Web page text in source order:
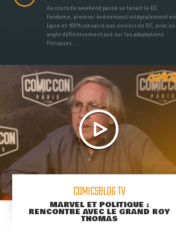
Au cours du weekend passé se tenait le DC
Fandome, premier évènement intégralement en
ligne et 100% consacré aux univers de DC, avec un
angle définitivement axé sur les adaptations
filmiques ...
COMICSBLOG TV
MARVEL ET POLITIQUE :
RENCONTRE AVEC LE GRAND ROY
THOMAS